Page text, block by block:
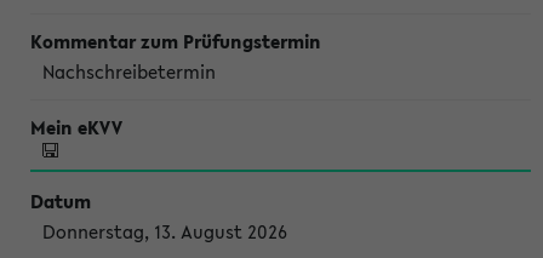
Nachschreibetermin
Donnerstag, 13. August 2026